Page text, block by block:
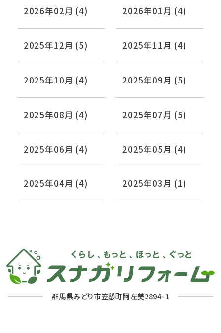
2026年02月 (4) 2026年01月 (4)
2025年12月 (5) 2025年11月 (4)
2025年10月 (4) 2025年09月 (5)
2025年08月 (4) 2025年07月 (5)
2025年06月 (4) 2025年05月 (4)
2025年04月 (4) 2025年03月 (1)
群馬県みどり市笠懸町阿左美2894-1